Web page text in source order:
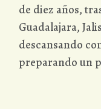
de diez años,
Guadalajara,
descansando
preparando un